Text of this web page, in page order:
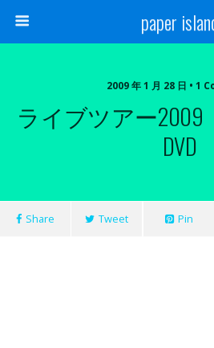
paper
2009 年 1 月 28 日 • 1
ライブツアー2009
DVD
Share Tweet Pin